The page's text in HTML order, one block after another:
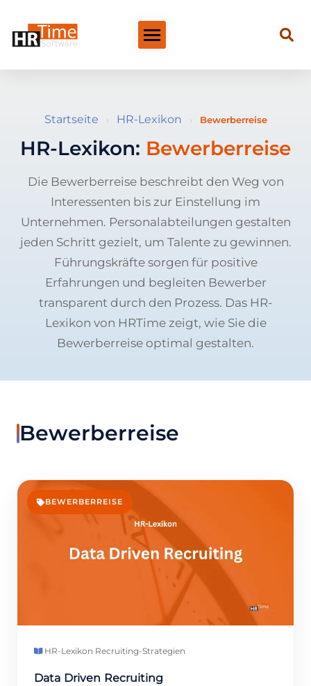
Startseite › HR-Lexikon › Bewerberreise
HR-Lexikon: Bewerberreise
Die Bewerberreise beschreibt den Weg von
Interessenten bis zur Einstellung im
Unternehmen. Personalabteilungen gestalten
jeden Schritt gezielt, um Talente zu gewinnen.
Führungskräfte sorgen für positive
Erfahrungen und begleiten Bewerber
transparent durch den Prozess. Das HR-
Lexikon von HRTime zeigt, wie Sie die
Bewerberreise optimal gestalten.
Bewerberreise
BEWERBERREISE
HR-Lexikon·Recruiting-Strategien
Data Driven Recruiting